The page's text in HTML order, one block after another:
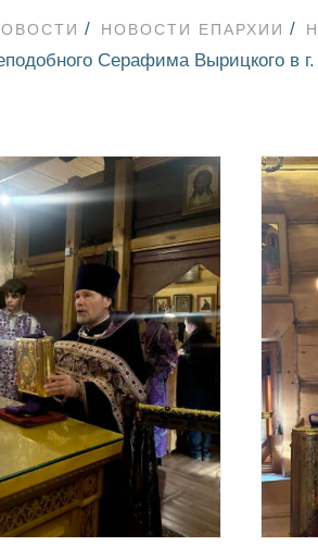
НОВОСТИ ЕПАРХИИ
Серафима Вырицкого в